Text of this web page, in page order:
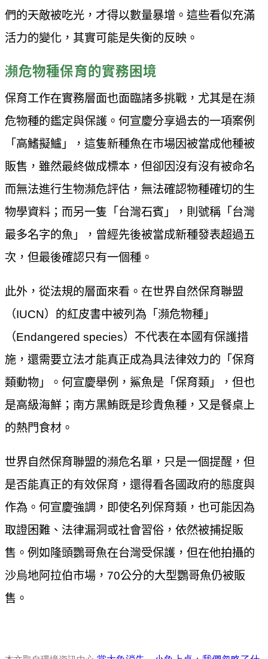
們的天敵被吃光，才得以數量暴增。這些看似充滿
活力的變化，其實可能是失衡的反映。
瀕危物種保育的實務困境
保育工作在實務層面也面臨諸多挑戰，尤其是在瀕
危物種的鑑定與保護。何宣慶分享過去的一項案例
「高鰭擬鱸」，這隻新種魚在市場因被當成他種被
販售，雖然最終做成標本，但卻因沒有沒有被命名
而無法進行生物瀕危評估，無法確認物種確切的生
物學資料；而另一隻「台灣石賓」，則號稱「台灣
最多名字的魚」，曾經先後被當成新種發表超過五
次，但最後確認只有一個種。
此外，從法規的層面來看。在世界自然保育聯盟
（IUCN）的紅皮書中被列為「瀕危物種」
（Endangered species）不代表在本國有保護措
施，還需要立法才能真正成為具法律效力的「保育
類動物」。何宣慶舉例，鯊魚是「保育類」，但也
是高級海鮮；南方黑鮪既是珍貴魚種，又是餐桌上
的熱門食材。
世界自然保育聯盟的瀕危名單，只是一個提醒，但
是否能真正的有效保育，還得看各國政府的態度與
作為。何宣慶強調，即使名列保育類，也可能因為
取證困難、法律漏洞或社會習俗，依然被捕捉販
售。例如隆頭鸚哥魚在台灣受保護，但在他拍攝的
沙烏地阿拉伯市場，70公分的大型鸚哥魚仍被販
售。